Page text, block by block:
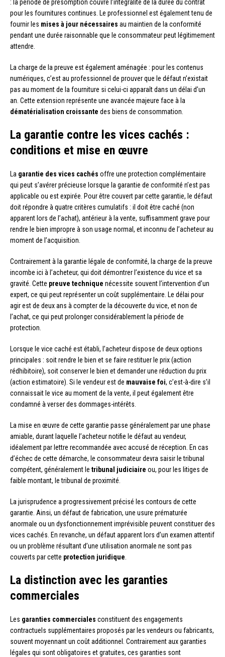
: la période de présomption couvre l’intégralité de la durée du contrat
pour les fournitures continues. Le professionnel est également tenu de
fournir les mises à jour nécessaires au maintien de la conformité
pendant une durée raisonnable que le consommateur peut légitimement
attendre.
La charge de la preuve est également aménagée : pour les contenus
numériques, c’est au professionnel de prouver que le défaut n’existait
pas au moment de la fourniture si celui-ci apparaît dans un délai d’un
an. Cette extension représente une avancée majeure face à la
dématérialisation croissante des biens de consommation.
La garantie contre les vices cachés :
conditions et mise en œuvre
La garantie des vices cachés offre une protection complémentaire
qui peut s’avérer précieuse lorsque la garantie de conformité n’est pas
applicable ou est expirée. Pour être couvert par cette garantie, le défaut
doit répondre à quatre critères cumulatifs : il doit être caché (non
apparent lors de l’achat), antérieur à la vente, suffisamment grave pour
rendre le bien impropre à son usage normal, et inconnu de l’acheteur au
moment de l’acquisition.
Contrairement à la garantie légale de conformité, la charge de la preuve
incombe ici à l’acheteur, qui doit démontrer l’existence du vice et sa
gravité. Cette preuve technique nécessite souvent l’intervention d’un
expert, ce qui peut représenter un coût supplémentaire. Le délai pour
agir est de deux ans à compter de la découverte du vice, et non de
l’achat, ce qui peut prolonger considérablement la période de
protection.
Lorsque le vice caché est établi, l’acheteur dispose de deux options
principales : soit rendre le bien et se faire restituer le prix (action
rédhibitoire), soit conserver le bien et demander une réduction du prix
(action estimatoire). Si le vendeur est de mauvaise foi, c’est-à-dire s’il
connaissait le vice au moment de la vente, il peut également être
condamné à verser des dommages-intérêts.
La mise en œuvre de cette garantie passe généralement par une phase
amiable, durant laquelle l’acheteur notifie le défaut au vendeur,
idéalement par lettre recommandée avec accusé de réception. En cas
d’échec de cette démarche, le consommateur devra saisir le tribunal
compétent, généralement le tribunal judiciaire ou, pour les litiges de
faible montant, le tribunal de proximité.
La jurisprudence a progressivement précisé les contours de cette
garantie. Ainsi, un défaut de fabrication, une usure prématurée
anormale ou un dysfonctionnement imprévisible peuvent constituer des
vices cachés. En revanche, un défaut apparent lors d’un examen attentif
ou un problème résultant d’une utilisation anormale ne sont pas
couverts par cette protection juridique
La distinction avec les garanties
commerciales
Les garanties commerciales constituent des engagements
contractuels supplémentaires proposés par les vendeurs ou fabricants,
souvent moyennant un coût additionnel. Contrairement aux garanties
légales qui sont obligatoires et gratuites, ces garanties sont